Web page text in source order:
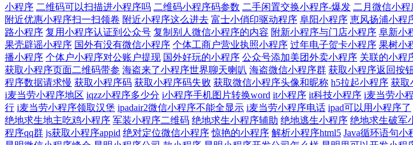
小程序 二维码可以扫描进小程序吗 二维码小程序码参数 二手闲置交换小程序-爆发 二月微信小
附近优惠小程序扫一扫领卷 附近小程序这么进去 富士小俏印驱动程序 阜阳小程序 恵风扬浦小程
路小程序 复用小程序认证到公众号 复制别人微信小程序的内容 附新小程序与门店小程序 阜新小
果壳辟谣小程序 国外有没有微信小程序 个体工商户营业执照小程序 过年电子贺卡小程序 果树小
播小程序 个体户小程序对公账户提现 国外好玩的小程序 公众号添加美团外卖小程序 关联的小程
获取小程序页面二维码带参 海盗来了小程序世界聊天喇叭 海盗微信小程序群 获取小程序返回按
程序数据请求慢 获取小程序码 获取小程序码失败 获取微信小程序头像和昵称 h5拉起小程序 获取
i麦当劳小程序地区 iqzz小程序多少分 i小程序手机图片转换word it小程序 it科技小程序 i麦当劳小
行 i麦当劳小程序领取汉堡 ipadair2微信小程序不能全显示 i麦当劳小程序电话 ipad可以用小程序了
绝地求生地主吃鸡小程序 军装小程序二维码 绝地求生小程序辅助 绝地逃生小程序 绝地求生破军
程序qq群 js获取小程序appid 绝对定位微信小程序 惊艳的小程序 解析小程序html5 Java循环语句小